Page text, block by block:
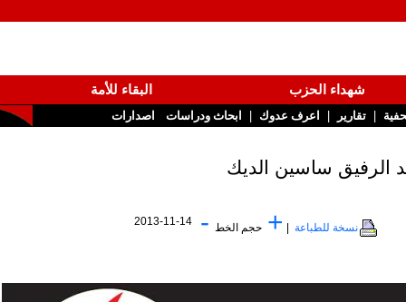
شهداء الحزب
البقاء للأمة
تقارير |اعرف عدوك|ابحاث ودراسات اصدارات
نسخة للطباعة |
+حجم الخط-
2013-11-14